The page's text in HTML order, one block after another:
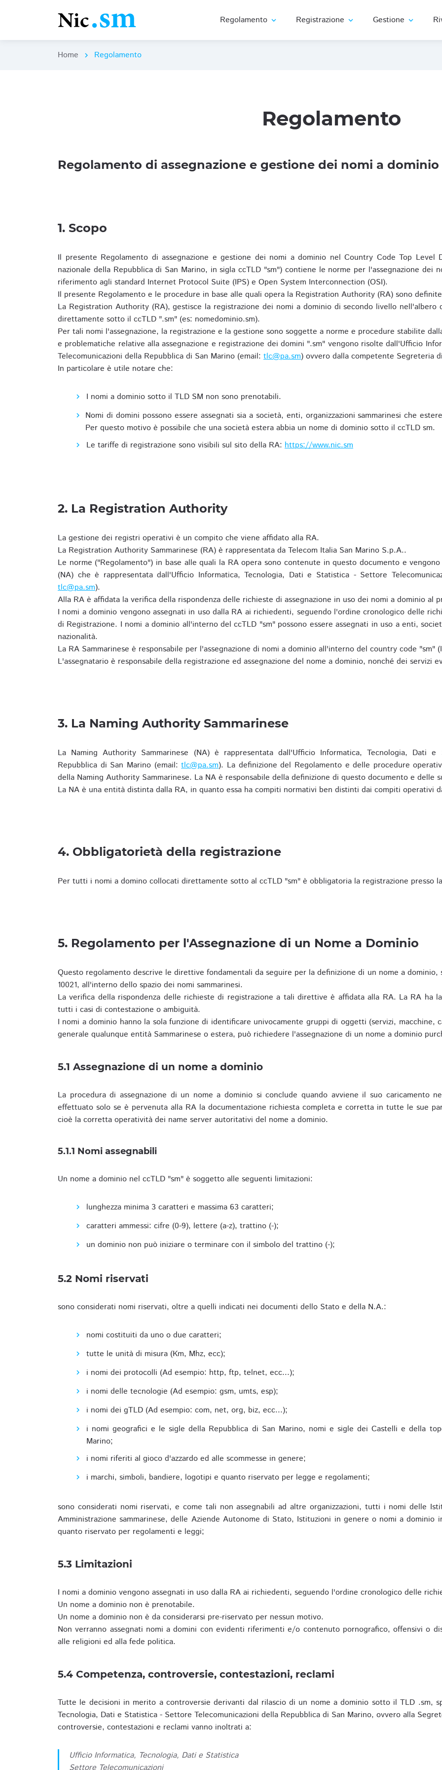
Regolamento expand_more Registrazione expand_more Gestione expand_more
Home chevron_right Regolamento
Regolamento
Regolamento di assegnazione e gestione dei nomi a dominio
1. Scopo
Il presente Regolamento di assegnazione e gestione dei nomi a dominio nel Country Code Top Level
nazionale della Repubblica di San Marino, in sigla ccTLD "sm") contiene le norme per l'assegnazione dei
riferimento agli standard Internet Protocol Suite (IPS) e Open System Interconnection (OSI).
Il presente Regolamento e le procedure in base alle quali opera la Registration Authority (RA) sono
La Registration Authority (RA), gestisce la registrazione dei nomi a dominio di secondo livello nell'albero
direttamente sotto il ccTLD ".sm" (es: nomedominio.sm).
Per tali nomi l'assegnazione, la registrazione e la gestione sono soggette a norme e procedure stabilite
e problematiche relative alla assegnazione e registrazione dei domini ".sm" vengono risolte dall'Ufficio
Telecomunicazioni della Repubblica di San Marino (email: tlc@pa.sm) ovvero dalla competente Segreteria
In particolare è utile notare che:
I nomi a dominio sotto il TLD SM non sono prenotabili.
Nomi di domini possono essere assegnati sia a società, enti, organizzazioni sammarinesi che
Per questo motivo è possibile che una società estera abbia un nome di dominio sotto il ccTLD sm.
Le tariffe di registrazione sono visibili sul sito della RA: https://www.nic.sm
2. La Registration Authority
La gestione dei registri operativi è un compito che viene affidato alla RA.
La Registration Authority Sammarinese (RA) è rappresentata da Telecom Italia San Marino S.p.A..
Le norme ("Regolamento") in base alle quali la RA opera sono contenute in questo documento e
(NA) che è rappresentata dall'Ufficio Informatica, Tecnologia, Dati e Statistica - Settore
tlc@pa.sm).
Alla RA è affidata la verifica della rispondenza delle richieste di assegnazione in uso dei nomi a dominio al
I nomi a dominio vengono assegnati in uso dalla RA ai richiedenti, seguendo l'ordine cronologico delle
di Registrazione. I nomi a dominio all'interno del ccTLD "sm" possono essere assegnati in uso a enti,
nazionalità.
La RA Sammarinese è responsabile per l'assegnazione di nomi a dominio all'interno del country code "sm"
L'assegnatario è responsabile della registrazione ed assegnazione del nome a dominio, nonché dei servizi
3. La Naming Authority Sammarinese
La Naming Authority Sammarinese (NA) è rappresentata dall'Ufficio Informatica, Tecnologia, Dati
Repubblica di San Marino (email:tlc@pa.sm). La definizione del Regolamento e delle procedure
della Naming Authority Sammarinese. La NA è responsabile della definizione di questo documento e delle
La NA è una entità distinta dalla RA, in quanto essa ha compiti normativi ben distinti dai compiti operativi
4. Obbligatorietà della registrazione
Per tutti i nomi a domino collocati direttamente sotto al ccTLD "sm" è obbligatoria la registrazione presso
5. Regolamento per l'Assegnazione di un Nome a Dominio
Questo regolamento descrive le direttive fondamentali da seguire per la definizione di un nome a
10021, all'interno dello spazio dei nomi sammarinesi.
La verifica della rispondenza delle richieste di registrazione a tali direttive è affidata alla RA. La RA ha
tutti i casi di contestazione o ambiguità.
I nomi a dominio hanno la sola funzione di identificare univocamente gruppi di oggetti (servizi, macchine,
generale qualunque entità Sammarinese o estera, può richiedere l'assegnazione di un nome a dominio
5.1 Assegnazione di un nome a dominio
La procedura di assegnazione di un nome a dominio si conclude quando avviene il suo caricamento
effettuato solo se è pervenuta alla RA la documentazione richiesta completa e corretta in tutte le sue
cioè la corretta operatività dei name server autoritativi del nome a dominio.
5.1.1 Nomi assegnabili
Un nome a dominio nel ccTLD "sm" è soggetto alle seguenti limitazioni:
lunghezza minima 3 caratteri e massima 63 caratteri;
caratteri ammessi: cifre (0-9), lettere (a-z), trattino (-);
un dominio non può iniziare o terminare con il simbolo del trattino (-);
5.2 Nomi riservati
sono considerati nomi riservati, oltre a quelli indicati nei documenti dello Stato e della N.A.:
nomi costituiti da uno o due caratteri;
tutte le unità di misura (Km, Mhz, ecc);
i nomi dei protocolli (Ad esempio: http, ftp, telnet, ecc...);
i nomi delle tecnologie (Ad esempio: gsm, umts, esp);
i nomi dei gTLD (Ad esempio: com, net, org, biz, ecc...);
i nomi geografici e le sigle della Repubblica di San Marino, nomi e sigle dei Castelli e della
Marino;
i nomi riferiti al gioco d'azzardo ed alle scommesse in genere;
i marchi, simboli, bandiere, logotipi e quanto riservato per legge e regolamenti;
sono considerati nomi riservati, e come tali non assegnabili ad altre organizzazioni, tutti i nomi delle
Amministrazione sammarinese, delle Aziende Autonome di Stato, Istituzioni in genere o nomi a dominio
quanto riservato per regolamenti e leggi;
5.3 Limitazioni
I nomi a dominio vengono assegnati in uso dalla RA ai richiedenti, seguendo l'ordine cronologico delle
Un nome a dominio non è prenotabile.
Un nome a dominio non è da considerarsi pre-riservato per nessun motivo.
Non verranno assegnati nomi a domini con evidenti riferimenti e/o contenuto pornografico, offensivi o
alle religioni ed alla fede politica.
5.4 Competenza, controversie, contestazioni, reclami
Tutte le decisioni in merito a controversie derivanti dal rilascio di un nome a dominio sotto il TLD .sm,
Tecnologia, Dati e Statistica - Settore Telecomunicazioni della Repubblica di San Marino, ovvero alla
controversie, contestazioni e reclami vanno inoltrati a:
Ufficio Informatica, Tecnologia, Dati e Statistica